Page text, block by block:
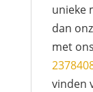
unieke
dan
met
vinden